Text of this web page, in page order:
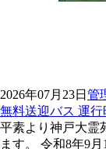
2026年07月23日 管
無料送迎バス 運
平素より神戸大霊
ます。 令和8年9